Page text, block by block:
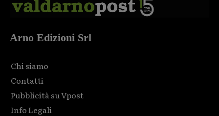
Arno Edizioni Srl
Chi siamo
Contatti
Pubblicità su Vpost
Info Legali